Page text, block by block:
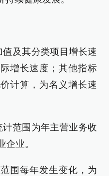
值及其分类项目增长速
增长速度；其他指标
计算，为名义增长速
计范围为年主营业务收
企业。
围每年发生变化，为